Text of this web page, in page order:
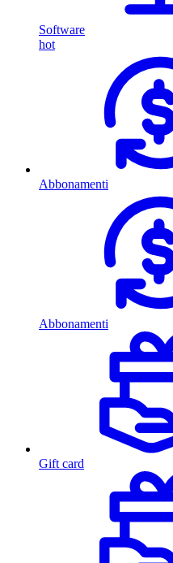
Software
hot
Abbonamenti
Abbonamenti
Gift card